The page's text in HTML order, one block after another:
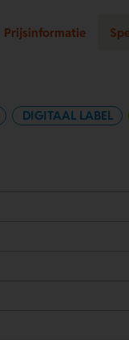
Prijsinformatie
DIGITAAL LABEL